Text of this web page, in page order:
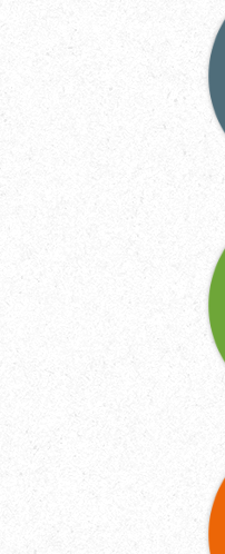
ゲ
ー
シ